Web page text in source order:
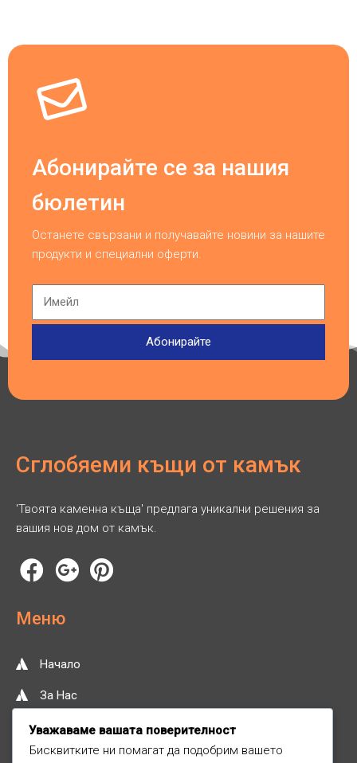
Абонирайте се за нашия
бюлетин
Останете свързани и получавайте новини за нашите
продукти и специални оферти.
Абонирайте
Сглобяеми къщи от камък
'Твоята каменна къща' предлага уникални решения за
вашия нов дом от камък.
Меню
Начало
За Нас
Нашите Услуги
Контакт
Уважаваме вашата поверителност
Бисквитките ни помагат да подобрим вашето